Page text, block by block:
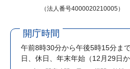
（法人番号4000020210005）
開庁時間
午前8時30分から午後5時15分ま
日、休日、年末年始（12月29日